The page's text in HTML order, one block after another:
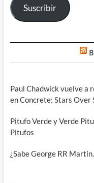
Suscribir
Paul Chadwick vuelve a
en Concrete: Stars Over
Pitufo Verde y Verde
Pitufos
¿Sabe George RR